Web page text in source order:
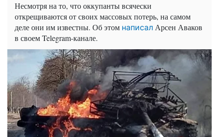
Несмотря на то, что оккупанты всячески
открещиваются от своих массовых потерь, на самом
деле они им известны. Об этом написал Арсен Аваков
в своем Telegram-канале.